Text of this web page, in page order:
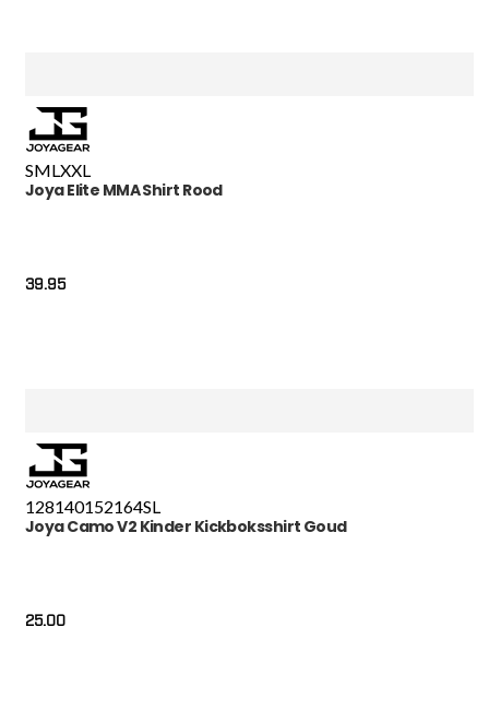
SML XXL
Joya Elite MMA Shirt Rood
39.95
128140152164SL
Joya Camo V2 Kinder Kickboksshirt Goud
25.00